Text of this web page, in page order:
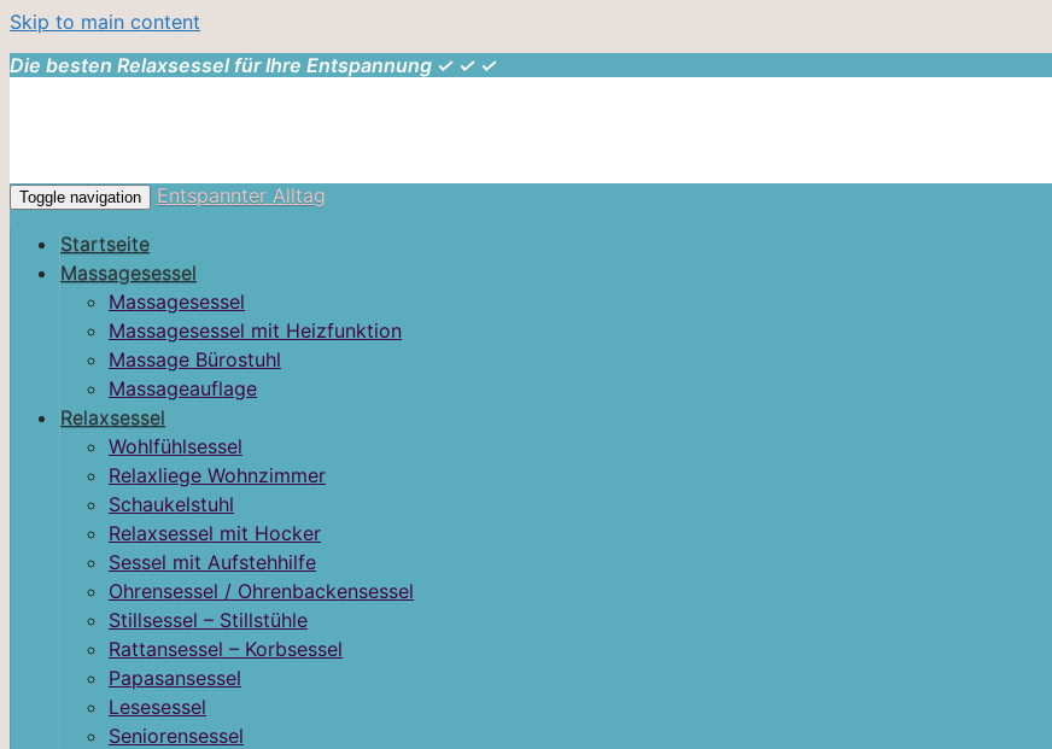
Skip to main content
Die besten Relaxsessel für Ihre Entspannung ✓ ✓ ✓
Toggle navigation
Entspannter Alltag
Startseite
Massagesessel
Massagesessel
Massagesessel mit Heizfunktion
Massage Bürostuhl
Massageauflage
Relaxsessel
Wohlfühlsessel
Relaxliege Wohnzimmer
Schaukelstuhl
Relaxsessel mit Hocker
Sessel mit Aufstehhilfe
Ohrensessel / Ohrenbackensessel
Stillsessel – Stillstühle
Rattansessel – Korbsessel
Papasansessel
Lesesessel
Seniorensessel